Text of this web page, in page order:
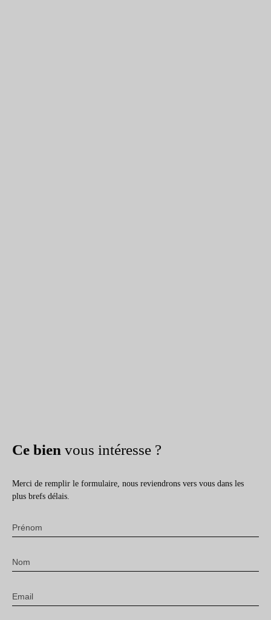
Ce bien vous intéresse ?
Merci de remplir le formulaire, nous reviendrons vers vous dans les
plus brefs délais.
Prénom
Nom
Email